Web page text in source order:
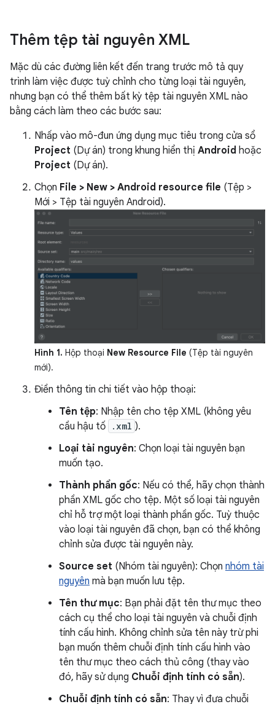
Thêm tệp tài nguyên XML
Mặc dù các đường liên kết đến trang trước mô tả quy
trình làm việc được tuỳ chỉnh cho từng loại tài nguyên,
nhưng bạn có thể thêm bất kỳ tệp tài nguyên XML nào
bằng cách làm theo các bước sau:
Nhấp vào mô-đun ứng dụng mục tiêu trong cửa sổ
Project (Dự án) trong khung hiển thị Android hoặc
Project (Dự án).
Chọn File > New > Android resource file (Tệp >
Mới > Tệp tài nguyên Android).
Hình 1. Hộp thoại New Resource File (Tệp tài nguyên
mới).
Điền thông tin chi tiết vào hộp thoại:
Tên tệp: Nhập tên cho tệp XML (không yêu
cầu hậu tố
.xml ).
Loại tài nguyên: Chọn loại tài nguyên bạn
muốn tạo.
Thành phần gốc: Nếu có thể, hãy chọn thành
phần XML gốc cho tệp. Một số loại tài nguyên
chỉ hỗ trợ một loại thành phần gốc. Tuỳ thuộc
vào loại tài nguyên đã chọn, bạn có thể không
chỉnh sửa được tài nguyên này.
Source set (Nhóm tài nguyên): Chọn nhóm tài
nguyên mà bạn muốn lưu tệp.
Tên thư mục: Bạn phải đặt tên thư mục theo
cách cụ thể cho loại tài nguyên và chuỗi định
tính cấu hình. Không chỉnh sửa tên này trừ phi
bạn muốn thêm chuỗi định tính cấu hình vào
tên thư mục theo cách thủ công (thay vào
đó, hãy sử dụng Chuỗi định tính có sẵn).
Chuỗi định tính có sẵn: Thay vì đưa chuỗi